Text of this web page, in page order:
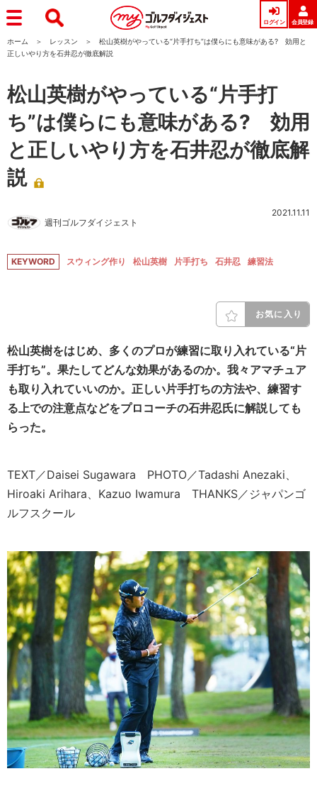
ログイン 会員登録
ホーム レッスン
松山英樹がやっている“片手打ち”は僕らにも意味がある? 効用と
正しいやり方を石井忍が徹底解説
松山英樹がやっている“片手打
ち”は僕らにも意味がある? 効用
と正しいやり方を石井忍が徹底解
説
週刊ゴルフダイジェスト
2021.11.11
KEYWORD スウィング作り 松山英樹 片手打ち 石井忍 練習法
お気に入り
松山英樹をはじめ、多くのプロが練習に取り入れている“片
手打ち”。果たしてどんな効果があるのか。我々アマチュア
も取り入れていいのか。正しい片手打ちの方法や、練習す
る上での注意点などをプロコーチの石井忍氏に解説しても
らった。
TEXT／Daisei Sugawara PHOTO／Tadashi Anezaki、
Hiroaki Arihara、Kazuo Iwamura THANKS／ジャパンゴ
ルフスクール